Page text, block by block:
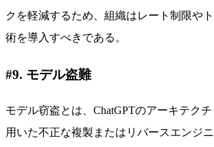
クを軽減するため、組織はレート制限や
術を導入すべきである。
#9. モデル盗難
モデル窃盗とは、ChatGPTのアーキテク
用いた不正な複製またはリバースエンジ